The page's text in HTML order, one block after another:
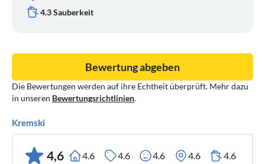
4.3 Sauberkeit
Die Bewertungen werden auf ihre Echtheit überprüft. Mehr dazu
in unseren Bewertungsrichtlinien.
Bewertung abgeben
Kremski
4,6 4.6 4.6 4.6 4.6 4.6